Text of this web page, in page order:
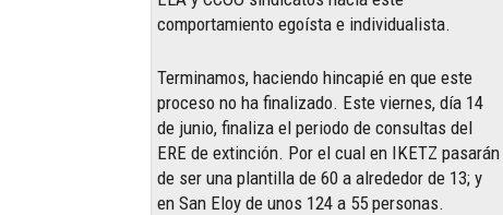
comportamiento egoísta e individualista.
Terminamos, haciendo hincapié en que este
proceso no ha finalizado. Este viernes, día 14
de junio, finaliza el periodo de consultas del
ERE de extinción. Por el cual en IKETZ pasarán
de ser una plantilla de 60 a alrededor de 13; y
en San Eloy de unos 124 a 55 personas.